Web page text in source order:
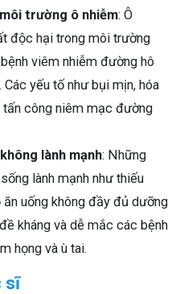
trường ô nhiễm: Ô
độc hại trong môi trường
viêm nhiễm đường hô
yếu tố như bụi mịn, hóa
công niêm mạc đường
lành mạnh: Những
lành mạnh như thiếu
uống không đầy đủ dưỡng
kháng và dễ mắc các bệnh
họng và ù tai.
sĩ